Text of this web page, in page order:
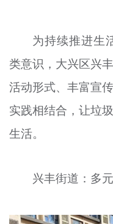
宣传思想文化人才
资料库
为持续推进生
类意识，大兴区兴
活动形式、丰富宣
实践相结合，让垃
生活。
兴丰街道：多